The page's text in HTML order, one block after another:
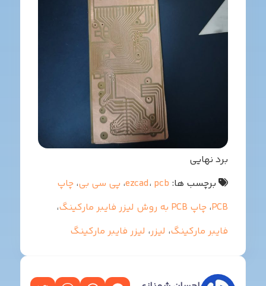
برچسب ها:
ezcad،pcb ،پی سی بی،چاپ
چاپ PCB به روش لیزر فایبر مارکینگ
،
مارکینگ،لیزر،لیزر فایبر مارکینگ